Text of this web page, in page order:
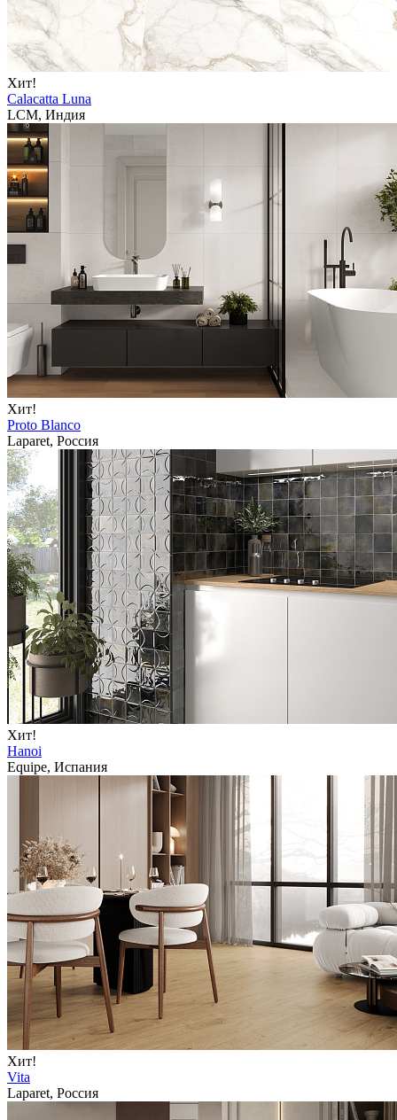
Хит!
Calacatta Luna
LCM, Индия
Хит!
Proto Blanco
Laparet, Россия
Хит!
Hanoi
Equipe, Испания
Хит!
Vita
Laparet, Россия